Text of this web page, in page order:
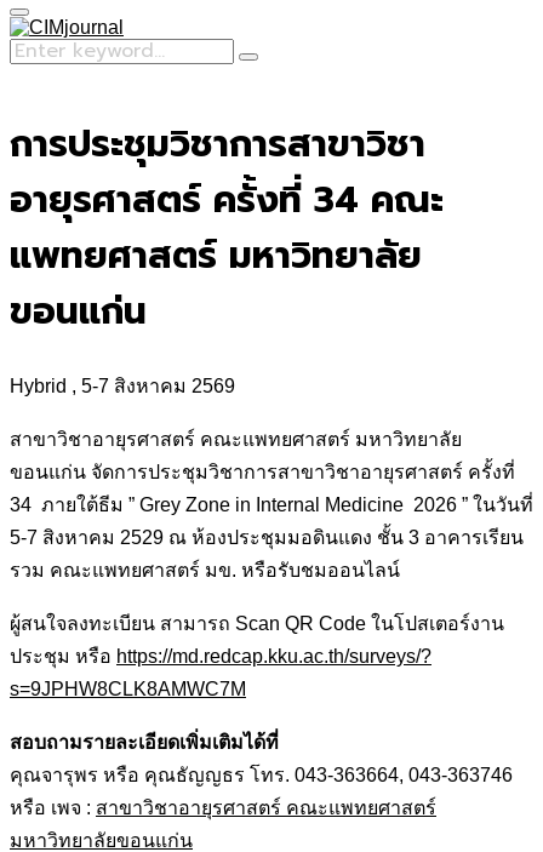
Primary
Menu
Search
for:
Search
การประชุมวิชาการสาขาวิชา
อายุรศาสตร์ ครั้งที่ 34 คณะ
แพทยศาสตร์ มหาวิทยาลัย
ขอนแก่น
Hybrid , 5-7 สิงหาคม 2569
สาขาวิชาอายุรศาสตร์ คณะแพทยศาสตร์ มหาวิทยาลัย
ขอนแก่น จัดการประชุมวิชาการสาขาวิชาอายุรศาสตร์ ครั้งที่
34 ภายใต้ธีม ” Grey Zone in Internal Medicine 2026 ” ในวันที่
5-7 สิงหาคม 2529 ณ ห้องประชุมมอดินแดง ชั้น 3 อาคารเรียน
รวม คณะแพทยศาสตร์ มข. หรือรับชมออนไลน์
ผู้สนใจลงทะเบียน สามารถ Scan QR Code ในโปสเตอร์งาน
ประชุม หรือ https://md.redcap.kku.ac.th/surveys/?
s=9JPHW8CLK8AMWC7M
สอบถามรายละเอียดเพิ่มเติมได้ที่
คุณจารุพร หรือ คุณธัญญธร โทร. 043-363664, 043-363746
หรือ เพจ : สาขาวิชาอายุรศาสตร์ คณะแพทยศาสตร์
มหาวิทยาลัยขอนแก่น